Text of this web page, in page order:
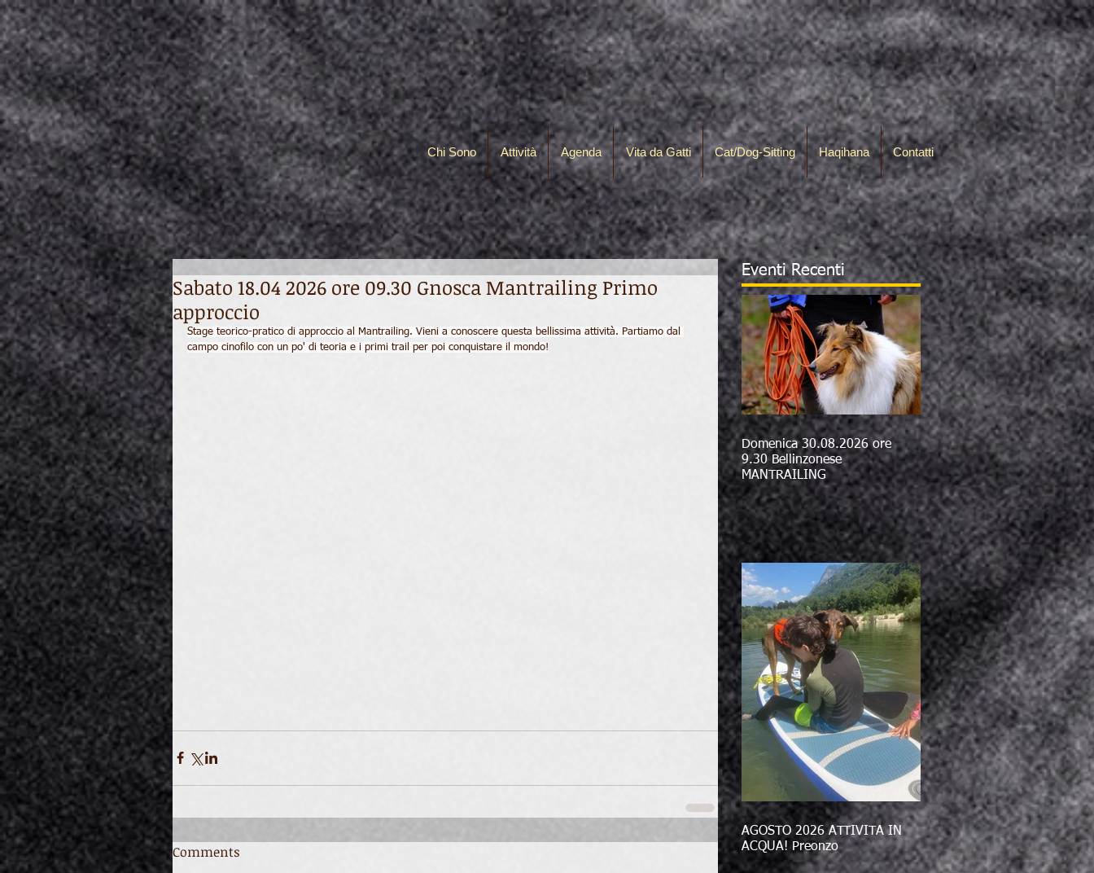
Chi Sono Attività Agenda Vita da Gatti Cat/Dog-Sitting Haqihana Contatti
Sabato 18.04 2026 ore 09.30 Gnosca Mantrailing Primo
approccio
Stage teorico-pratico di approccio al Mantrailing. Vieni a conoscere questa bellissima attività. Partiamo dal
campo cinofilo con un po' di teoria e i primi trail per poi conquistare il mondo!
Comments
Eventi Recenti
Domenica 30.08.2026 ore
9.30 Bellinzonese
MANTRAILING
AGOSTO 2026 ATTIVITÀ IN
ACQUA! Preonzo